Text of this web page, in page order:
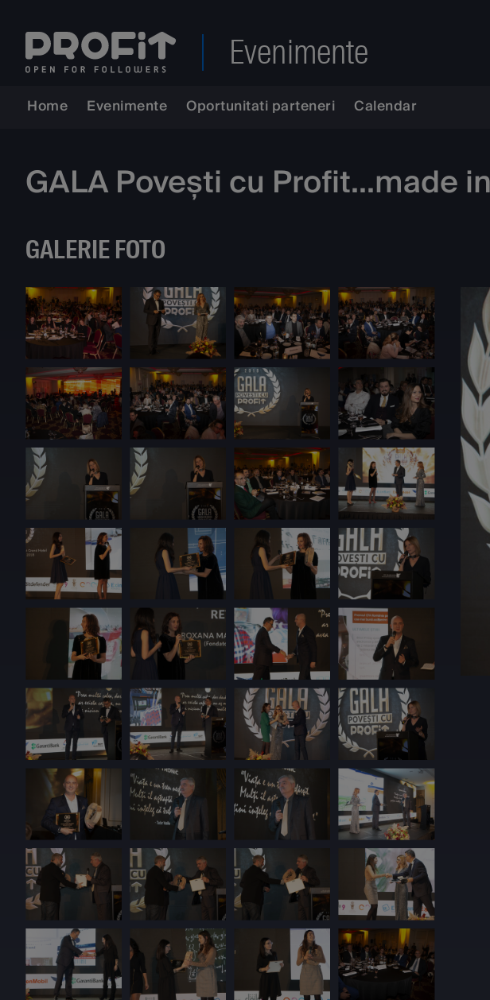
Evenimente
Home Evenimente Oportunitati parteneri Calendar
GALA Povești cu Profit...made
GALERIE FOTO